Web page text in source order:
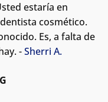
estaría en
cosmético.
Es, a falta de
-Sherri A.